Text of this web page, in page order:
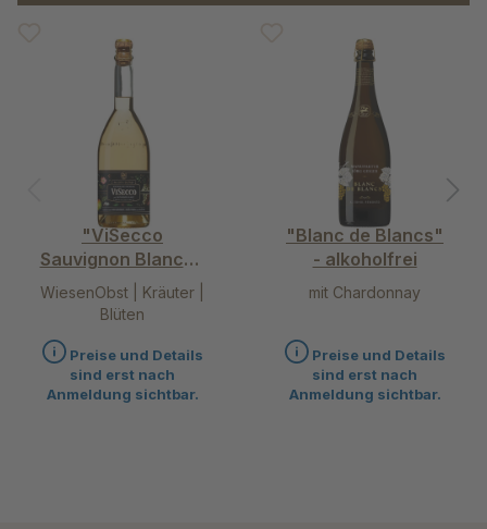
"ViSecco
Sauvignon Blanc" -
alkoholfrei
WiesenObst | Kräuter |
Blüten
Preise und Details
sind erst nach
Anmeldung sichtbar.
"Blanc de Blancs"
- alkoholfrei
mit Chardonnay
Preise und Details
sind erst nach
Anmeldung sichtbar.